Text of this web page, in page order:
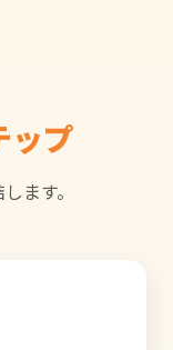
ップ
ます。